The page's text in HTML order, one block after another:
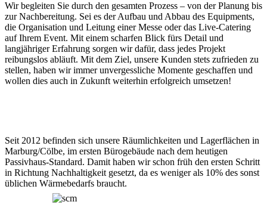
Wir begleiten Sie durch den gesamten Prozess – von der Planung bis
zur Nachbereitung. Sei es der Aufbau und Abbau des Equipments,
die Organisation und Leitung einer Messe oder das Live-Catering
auf Ihrem Event. Mit einem scharfen Blick fürs Detail und
langjähriger Erfahrung sorgen wir dafür, dass jedes Projekt
reibungslos abläuft. Mit dem Ziel, unsere Kunden stets zufrieden zu
stellen, haben wir immer unvergessliche Momente geschaffen und
wollen dies auch in Zukunft weiterhin erfolgreich umsetzen!
Seit 2012 befinden sich unsere Räumlichkeiten und Lagerflächen in
Marburg/Cölbe, im ersten Bürogebäude nach dem heutigen
Passivhaus-Standard. Damit haben wir schon früh den ersten Schritt
in Richtung Nachhaltigkeit gesetzt, da es weniger als 10% des sonst
üblichen Wärmebedarfs braucht.